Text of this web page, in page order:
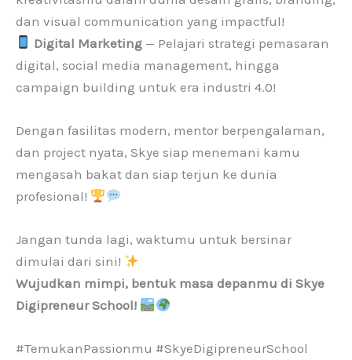
dan visual communication yang impactful!
Digital Marketing — Pelajari strategi pemasaran
digital, social media management, hingga
campaign building untuk era industri 4.0!
Dengan fasilitas modern, mentor berpengalaman,
dan project nyata, Skye siap menemani kamu
mengasah bakat dan siap terjun ke dunia
profesional!
Jangan tunda lagi, waktumu untuk bersinar
dimulai dari sini!
Wujudkan mimpi, bentuk masa depanmu di Skye
Digipreneur School!
#TemukanPassionmu #SkyeDigipreneurSchool